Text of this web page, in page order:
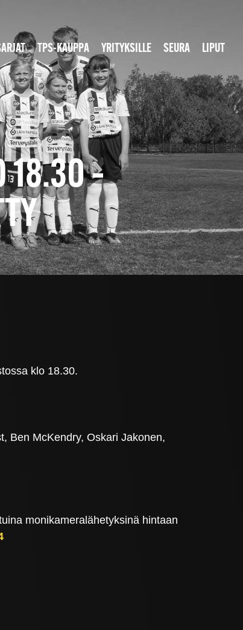
TPS-KAUPPA YRITYKSILLE SEURA LIPUT
18.30 –
klo 18.30.
Ben McKendry, Oskari Jakonen,
monikameralähetyksinä hintaan